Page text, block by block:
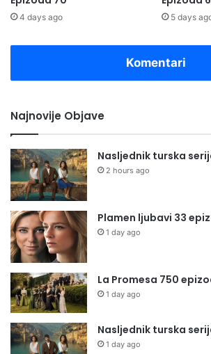
4 days ago 5 days
Komentari
Najnovije Objave
Nasljednik turska
2 hours ago
Plamen ljubavi 33
1 day ago
La Promesa 750
1 day ago
Nasljednik turska
1 day ago